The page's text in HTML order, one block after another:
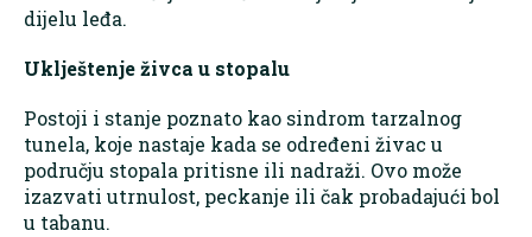
dijelu leđa.
Uklještenje živca u stopalu
Postoji i stanje poznato kao sindrom tarzalnog
tunela, koje nastaje kada se određeni živac u
području stopala pritisne ili nadraži. Ovo može
izazvati utrnulost, peckanje ili čak probadajući bol
u tabanu.